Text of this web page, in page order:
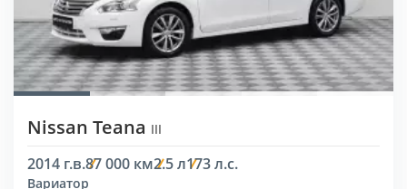
Nissan Teana III
2014 г.в.87 000 км2.5 л173 л.с.
Вариатор